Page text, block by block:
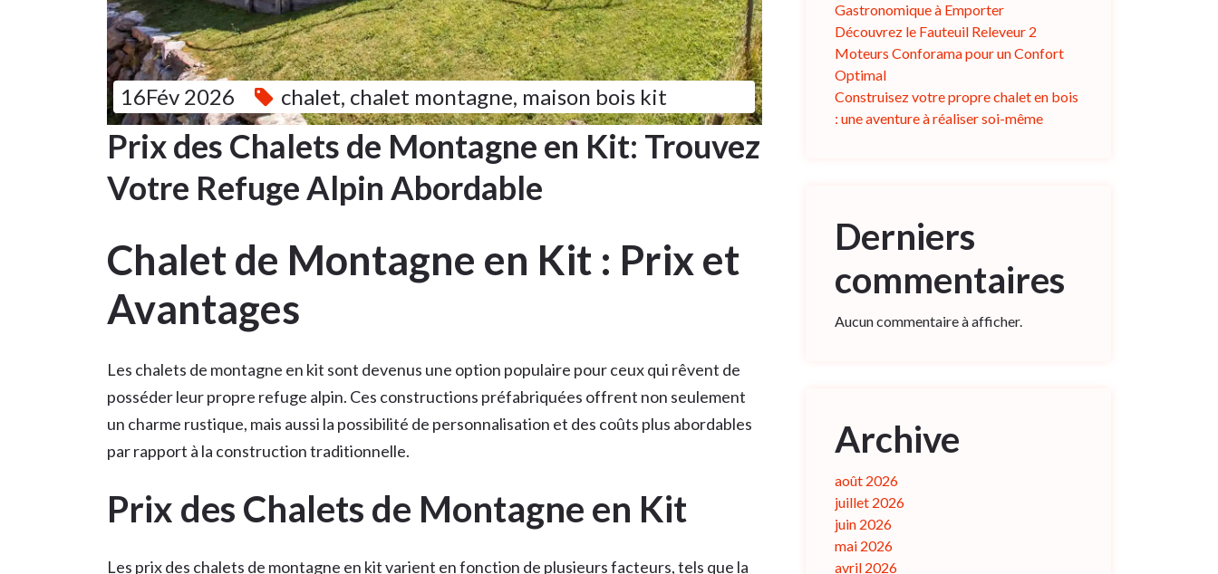
16Fév 2026 chalet, chalet montagne, maison bois kit
Prix des Chalets de Montagne en Kit: Trouvez
Votre Refuge Alpin Abordable
Chalet de Montagne en Kit : Prix et
Avantages
Les chalets de montagne en kit sont devenus une option populaire pour ceux qui rêvent de
posséder leur propre refuge alpin. Ces constructions préfabriquées offrent non seulement
un charme rustique, mais aussi la possibilité de personnalisation et des coûts plus abordables
par rapport à la construction traditionnelle.
Prix des Chalets de Montagne en Kit
Les prix des chalets de montagne en kit varient en fonction de plusieurs facteurs, tels que la
Gastronomique à Emporter
Découvrez le Fauteuil Releveur 2
Moteurs Conforama pour un Confort
Optimal
Construisez votre propre chalet en bois
: une aventure à réaliser soi-même
Derniers
commentaires
Aucun commentaire à afficher.
Archive
août 2026
juillet 2026
juin 2026
mai 2026
avril 2026